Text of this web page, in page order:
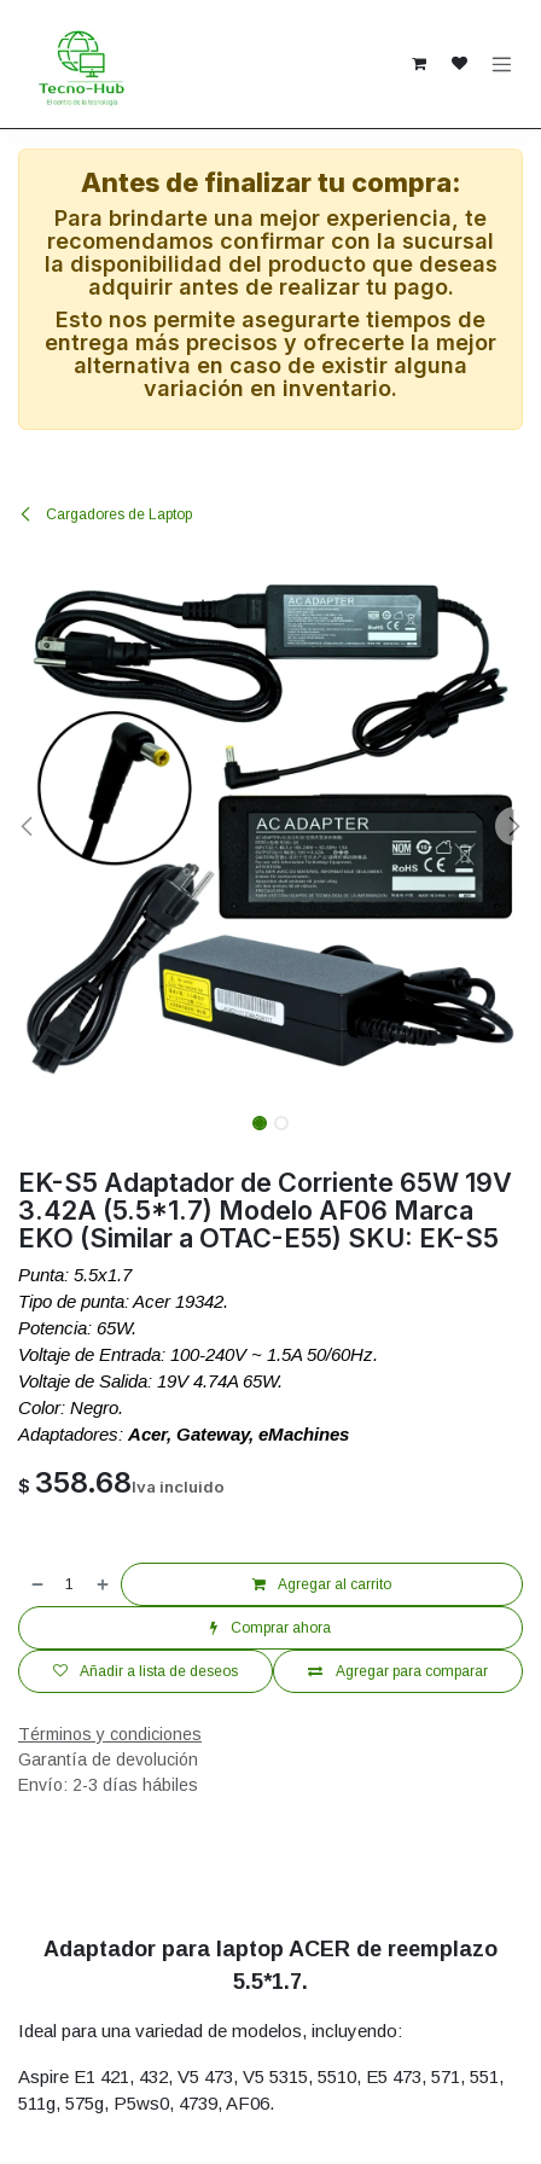
Antes de finalizar tu compra:
Para brindarte una mejor experiencia, te
recomendamos confirmar con la sucursal
la disponibilidad del producto que deseas
adquirir antes de realizar tu pago.
Esto nos permite asegurarte tiempos de
entrega más precisos y ofrecerte la mejor
alternativa en caso de existir alguna
variación en inventario.
Cargadores de Laptop
EK-S5 Adaptador de Corriente 65W 19V
3.42A (5.5*1.7) Modelo AF06 Marca
EKO (Similar a OTAC-E55) SKU: EK-S5
Punta: 5.5x1.7
Tipo de punta: Acer 19342.
Potencia: 65W.
Voltaje de Entrada: 100-240V ~ 1.5A 50/60Hz.
Voltaje de Salida: 19V 4.74A 65W.
Color: Negro.
Adaptadores: Acer, Gateway, eMachines
$ 358.68Iva incluido
Agregar al carrito
Comprar ahora
Agregar para comparar
Añadir a lista de deseos
Términos y condiciones
Garantía de devolución
Envío: 2-3 días hábiles
Adaptador para laptop ACER de reemplazo
5.5*1.7.
Ideal para una variedad de modelos, incluyendo:
Aspire E1 421, 432, V5 473, V5 5315, 5510, E5 473, 571, 551,
511g, 575g, P5ws0, 4739, AF06.